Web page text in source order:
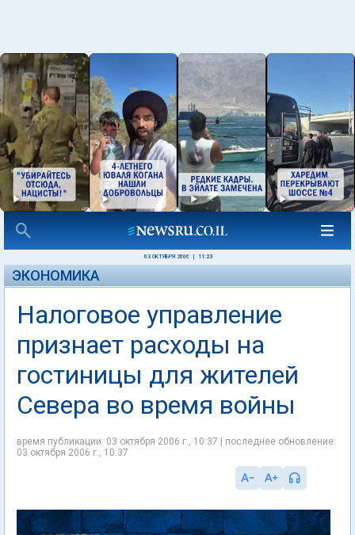
03 ОКТЯБРЯ 2006 11:23
ЭКОНОМИКА
Налоговое управление
признает расходы на
гостиницы для жителей
Севера во время войны
время публикации: 03 октября 2006 г., 10:37 | последнее обновление:
03 октября 2006 г., 10:37